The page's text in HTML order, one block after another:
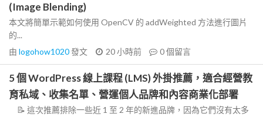
(Image Blending)
本文將簡單示範如何使用 OpenCV 的 addWeighted 方法進行圖片
的...
由 logohow1020發文 20 小時前 0個留言
5 個 WordPress 線上課程 (LMS) 外掛推薦，適合經營教
育私域、收集名單、營運個人品牌和內容商業化部署
📝 這次推薦排除一些近 1 至 2 年的新進品牌，因為它們沒有太多